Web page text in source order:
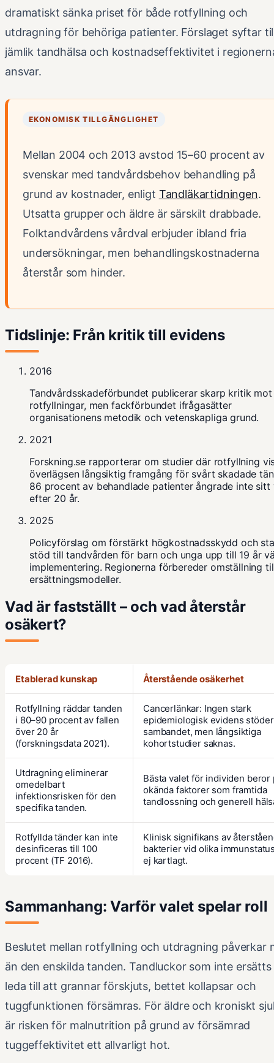
dramatiskt sänka priset för både rotfyllning och
utdragning för behöriga patienter. Förslaget syftar
jämlik tandhälsa och kostnadseffektivitet i
ansvar.
EKONOMISK TILLGÄNGLIGHET
Mellan 2004 och 2013 avstod 15–60 procent av
svenskar med tandvårdsbehov behandling på
grund av kostnader, enligt Tandläkartidningen.
Utsatta grupper och äldre är särskilt drabbade.
Folktandvårdens vårdval erbjuder ibland fria
undersökningar, men behandlingskostnaderna
återstår som hinder.
Tidslinje: Från kritik till evidens
2016
Tandvårdsskadeförbundet publicerar skarp kritik mot
rotfyllningar, men fackförbundet ifrågasätter
organisationens metodik och vetenskapliga grund.
2021
Forskning.se rapporterar om studier där rotfyllning
överlägsen långsiktig framgång för svårt skadade
86 procent av behandlade patienter ångrade inte sitt
efter 20 år.
2025
Policyförslag om förstärkt högkostnadsskydd och
stöd till tandvården för barn och unga upp till 19 år
implementering. Regionerna förbereder omställning
ersättningsmodeller.
Vad är fastställt – och vad återstår
osäkert?
Etablerad kunskap Återstående osäkerhet
Rotfyllning räddar tanden
i 80–90 procent av fallen
över 20 år
(forskningsdata 2021).
Cancerlänkar: Ingen stark
epidemiologisk evidens stöder
sambandet, men långsiktiga
kohortstudier saknas.
Utdragning eliminerar
omedelbart
infektionsrisken för den
specifika tanden.
Bästa valet för individen beror
okända faktorer som framtida
tandlossning och generell
Rotfyllda tänder kan inte
desinficeras till 100
procent (TF 2016).
Klinisk signifikans av
bakterier vid olika
ej kartlagt.
Sammanhang: Varför valet spelar roll
Beslutet mellan rotfyllning och utdragning påverkar
än den enskilda tanden. Tandluckor som inte ersätts
leda till att grannar förskjuts, bettet kollapsar och
tuggfunktionen försämras. För äldre och kroniskt
är risken för malnutrition på grund av försämrad
tuggeffektivitet ett allvarligt hot.